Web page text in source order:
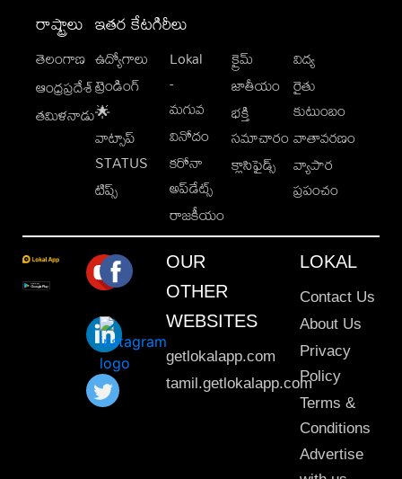
రాష్ట్రాలు
తెలంగాణ
ఆంధ్రప్రదేశ్
తమిళనాడు
ఇతర కేటగిరీలు
ఉద్యోగాలు
ట్రెండింగ్
🌟
వాట్సాప్
STATUS
టిప్స్
Lokal
-
మగువ
వినోదం
కరోనా
అప్‌డేట్స్
రాజకీయం
క్రైమ్
జాతీయం
భక్తి
సమాచారం
క్లాసిఫైడ్స్
విద్య
రైతు
కుటుంబం
వాతావరణం
వ్యాపార
ప్రపంచం
OUR
OTHER
WEBSITES
getlokalapp.com
tamil.getlokalapp.com
LOKAL
Contact Us
About Us
Privacy
Policy
Terms &
Conditions
Advertise